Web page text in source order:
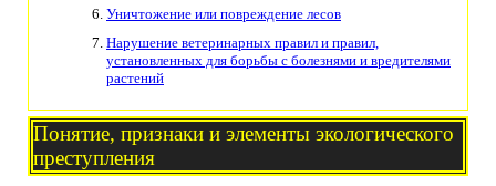
Уничтожение или повреждение лесов
Нарушение ветеринарных правил и правил,
установленных для борьбы с болезнями и вредителями
растений
Понятие, признаки и элементы экологического
преступления